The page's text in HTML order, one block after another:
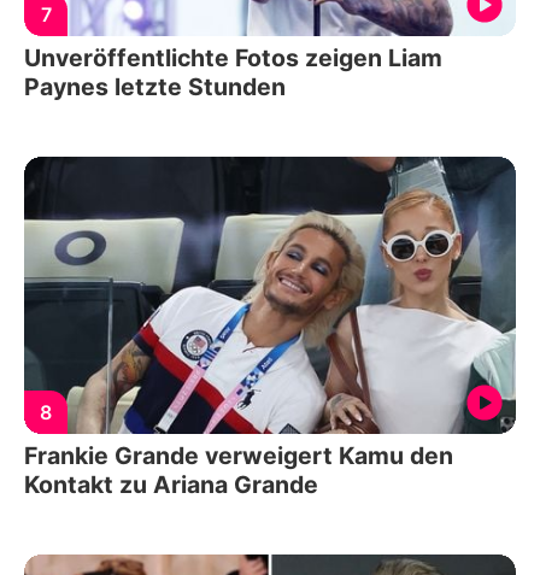
7
Unveröffentlichte Fotos zeigen Liam
Paynes letzte Stunden
8
Frankie Grande verweigert Kamu den
Kontakt zu Ariana Grande